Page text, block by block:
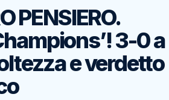
PENSIERO.
3-0 a
e verdetto